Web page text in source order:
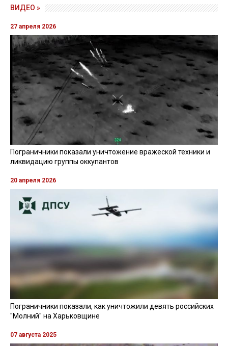
ВИДЕО »
27 апреля 2026
Пограничники показали уничтожение вражеской техники и
ликвидацию группы оккупантов
20 апреля 2026
Пограничники показали, как уничтожили девять российских
"Молний" на Харьковщине
07 августа 2025